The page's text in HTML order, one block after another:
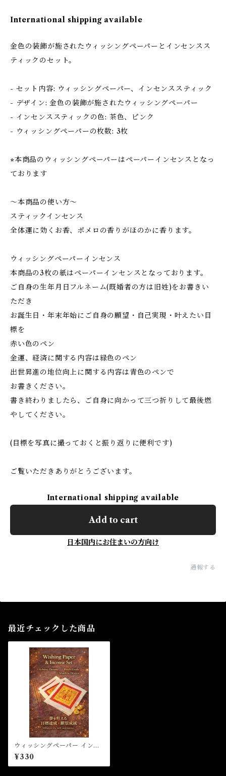
International shipping available
金色の装飾が施されたウィッシングペーパーとインセンスス
ティックのセット。
- セット内容: ウィッシングペーパー、インセンススティック
- デザイン: 金色の装飾が施されたウィッシングペーパー
- インセンススティックの色: 茶色、ピンク
- ウィッシングペーパーの枚数: 3枚
⭐︎本商品のウィッシングペーパーはペーパーインセンスとなっ
ております
〜本商品の使い方〜
スティックインセンス
全体運に効くお香、ポメロの香りがほのかに香ります。
ウィッシングペーパーインセンス
本商品の3枚の紙はペーパーインセンスとなっております。
ご自身の生年月日フルネーム(既婚者の方は旧姓)をお書きい
ただき
お誕生日・年末年始にご自身の願望・自己実現・叶えたい目
標を
赤い色のペン
金運、経済に関する内容は緑色のペン
出世昇進の地位向上に関する内容は青色のペンで
お書きください。
書き終わりましたら、ご自身に向かって三つ折りして最後燃
やしてください。
(目標を写真に撮っておくと振り返りに便利です)
ご覧いただきありがとうございます。
International shipping available
Add to cart
日本国内にお住まいの方向け
通報する
最近チェックした商品
ウィッシングペーパー インセ
ンスセット
¥330